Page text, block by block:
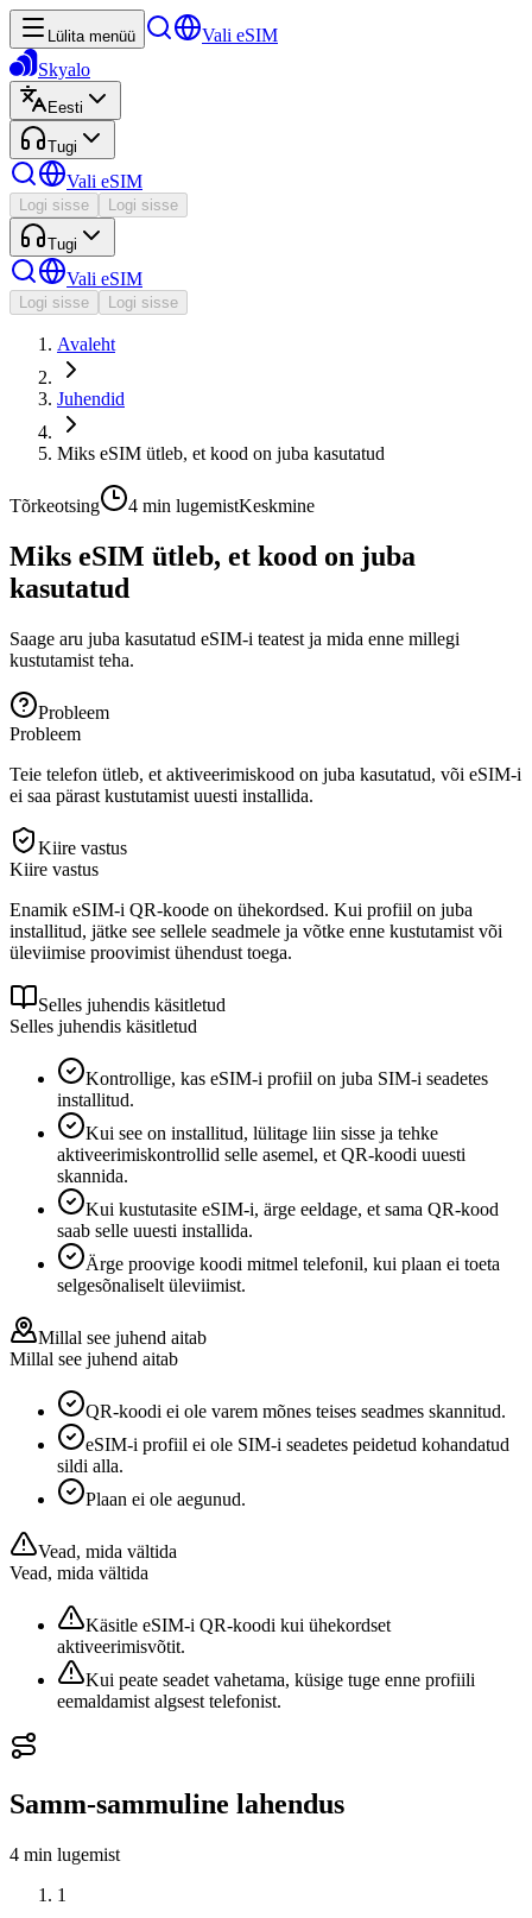
Lülita menüü
Vali eSIM
Skyalo
Eesti
Tugi
Vali eSIM
Logi sisse Logi sisse
Tugi
Vali eSIM
Logi sisse Logi sisse
Avaleht
Juhendid
Miks eSIM ütleb, et kood on juba kasutatud
Tõrkeotsing 4 min lugemistKeskmine
Miks eSIM ütleb, et kood on juba
kasutatud
Saage aru juba kasutatud eSIM-i teatest ja mida enne millegi
kustutamist teha.
Probleem
Probleem
Teie telefon ütleb, et aktiveerimiskood on juba kasutatud, või eSIM-i
ei saa pärast kustutamist uuesti installida.
Kiire vastus
Kiire vastus
Enamik eSIM-i QR-koode on ühekordsed. Kui profiil on juba
installitud, jätke see sellele seadmele ja võtke enne kustutamist või
üleviimise proovimist ühendust toega.
Selles juhendis käsitletud
Selles juhendis käsitletud
Kontrollige, kas eSIM-i profiil on juba SIM-i seadetes
installitud.
Kui see on installitud, lülitage liin sisse ja tehke
aktiveerimiskontrollid selle asemel, et QR-koodi uuesti
skannida.
Kui kustutasite eSIM-i, ärge eeldage, et sama QR-kood
saab selle uuesti installida.
Ärge proovige koodi mitmel telefonil, kui plaan ei toeta
selgesõnaliselt üleviimist.
Millal see juhend aitab
Millal see juhend aitab
QR-koodi ei ole varem mõnes teises seadmes skannitud.
eSIM-i profiil ei ole SIM-i seadetes peidetud kohandatud
sildi alla.
Plaan ei ole aegunud.
Vead, mida vältida
Vead, mida vältida
Käsitle eSIM-i QR-koodi kui ühekordset
aktiveerimisvõtit.
Kui peate seadet vahetama, küsige tuge enne profiili
eemaldamist algsest telefonist.
Samm-sammuline lahendus
4 min lugemist
1